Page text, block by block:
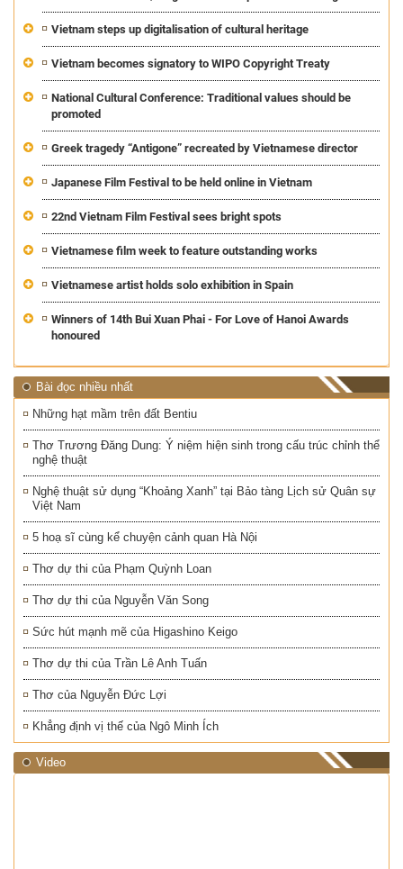
Vietnam steps up digitalisation of cultural heritage
Vietnam becomes signatory to WIPO Copyright Treaty
National Cultural Conference: Traditional values should be
promoted
Greek tragedy “Antigone” recreated by Vietnamese director
Japanese Film Festival to be held online in Vietnam
22nd Vietnam Film Festival sees bright spots
Vietnamese film week to feature outstanding works
Vietnamese artist holds solo exhibition in Spain
Winners of 14th Bui Xuan Phai - For Love of Hanoi Awards
honoured
Bài đọc nhiều nhất
Những hạt mầm trên đất Bentiu
Thơ Trương Đăng Dung: Ý niệm hiện sinh trong cấu trúc chỉnh thể
nghệ thuật
Nghệ thuật sử dụng “Khoảng Xanh” tại Bảo tàng Lịch sử Quân sự
Việt Nam
5 hoạ sĩ cùng kể chuyện cảnh quan Hà Nội
Thơ dự thi của Phạm Quỳnh Loan
Thơ dự thi của Nguyễn Văn Song
Sức hút mạnh mẽ của Higashino Keigo
Thơ dự thi của Trần Lê Anh Tuấn
Thơ của Nguyễn Đức Lợi
Khẳng định vị thế của Ngô Minh Ích
Video